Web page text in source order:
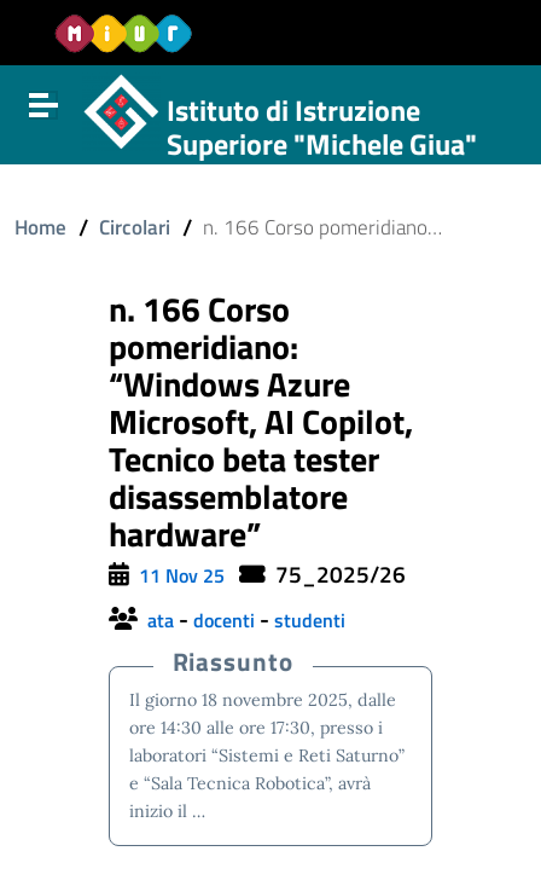
Vai al contenuto
Vail al menu di navigazione
Vai al footer
Attiva disattiva la navigazione
del sito
Istituto di Istruzione
Superiore "Michele Giua"
Home / Circolari / n. 166 Corso pomeridiano: “Windows Azure Microsoft, AI Copilot, Tecnico beta tester disassemblatore hardware”
n. 166 Corso
pomeridiano:
“Windows Azure
Microsoft, AI Copilot,
Tecnico beta tester
disassemblatore
hardware”
11 Nov 25 75_2025/26
ata - docenti - studenti
Riassunto
Il giorno 18 novembre 2025, dalle
ore 14:30 alle ore 17:30, presso i
laboratori “Sistemi e Reti Saturno”
e “Sala Tecnica Robotica”, avrà
inizio il …